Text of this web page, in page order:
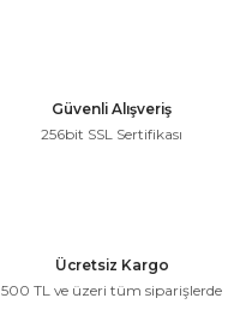
Güvenli Alışveriş
256bit SSL Sertifikası
Ücretsiz Kargo
500 TL ve üzeri tüm siparişlerde